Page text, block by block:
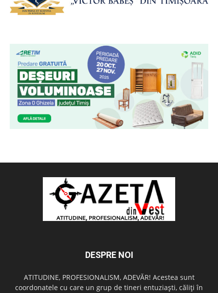
DESPRE NOI
ATITUDINE, PROFESIONALISM, ADEVĂR! Acestea sunt
coordonatele cu care un grup de tineri entuziaşti, căliţi în